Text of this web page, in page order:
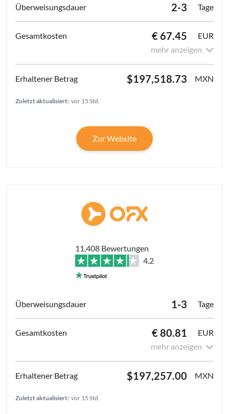
2-3 Tage
€ 67.45
EUR
mehr anzeigen
$197,518.73 MXN
Zuletzt aktualisiert: vor 15 Std.
Zur Website
11,408 Bewertungen
4.2
1-3 Tage
€ 80.81
EUR
mehr anzeigen
$197,257.00 MXN
Zuletzt aktualisiert: vor 15 Std.